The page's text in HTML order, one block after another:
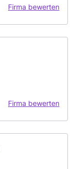
Firma bewerten
Firma bewerten